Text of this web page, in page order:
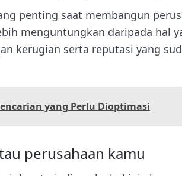
penting saat membangun
menguntungkan daripada hal
kerugian serta reputasi yang
yang Perlu Dioptimasi
perusahaan kamu